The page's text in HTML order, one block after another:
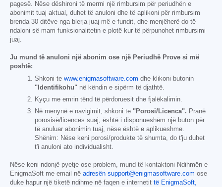
pagesë. Nëse dëshironi të merrni një rimbursim për periudhën e
abonimit tuaj aktual, duhet të anuloni dhe të aplikoni për rimbursim
brenda 30 ditëve nga blerja juaj më e fundit, dhe menjëherë do të
ndaloni së marri funksionalitetin e plotë kur të përpunohet rimbursimi
juaj.
Ju mund të anuloni një abonim ose një Periudhë Prove si më
poshtë:
Shkoni te www.enigmasoftware.com dhe klikoni butonin
"Identifikohu" në këndin e sipërm të djathtë.
Kyçu me emrin tënd të përdoruesit dhe fjalëkalimin.
Në menynë e navigimit, shkoni te "Porosi/Licenca". Pranë
porosisë/licencës suaj, është i disponueshëm një buton për
të anuluar abonimin tuaj, nëse është e aplikueshme.
Shënim: Nëse keni porosi/produkte të shumta, do t'ju duhet
t'i anuloni ato individualisht.
Nëse keni ndonjë pyetje ose problem, mund të kontaktoni Ndihmën e
EnigmaSoft me email në adresën support@enigmasoftware.com ose
duke hapur një tiketë ndihme në faqen e internetit të EnigmaSoft,